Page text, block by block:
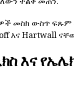
መስክ ውስጥ
እና Hartwall
እና